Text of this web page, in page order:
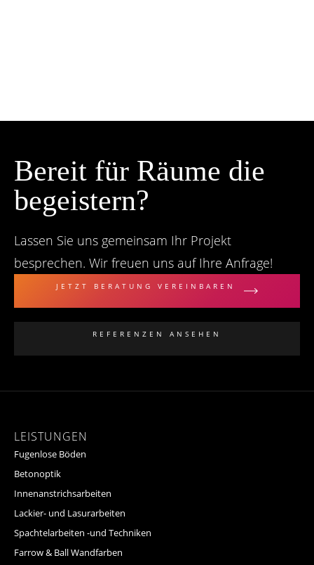
Bereit für Räume die
begeistern?
Lassen Sie uns gemeinsam Ihr Projekt
besprechen. Wir freuen uns auf Ihre Anfrage!
JETZT BERATUNG VEREINBAREN
REFERENZEN ANSEHEN
LEISTUNGEN
Fugenlose Böden
Betonoptik
Innenanstrichsarbeiten
Lackier- und Lasurarbeiten
Spachtelarbeiten -und Techniken
Farrow & Ball Wandfarben